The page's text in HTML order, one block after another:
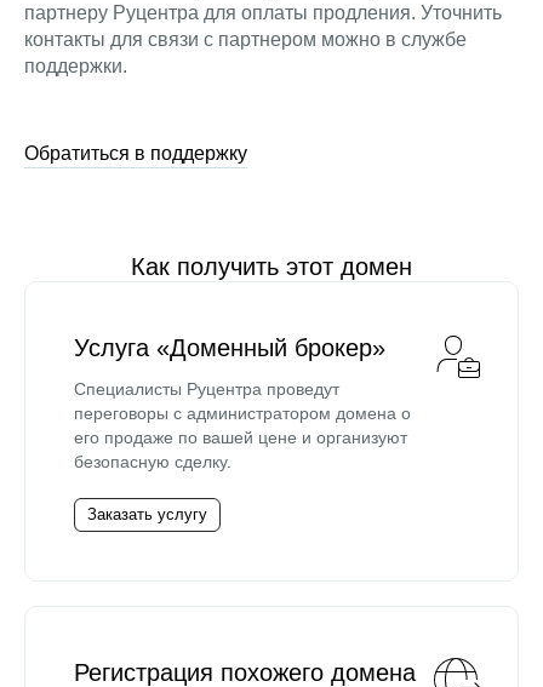
партнеру Руцентра для оплаты продления. Уточнить
контакты для связи с партнером можно в службе
поддержки.
Обратиться в поддержку
Как получить этот домен
Услуга «Доменный брокер»
Специалисты Руцентра проведут
переговоры с администратором домена о
его продаже по вашей цене и организуют
безопасную сделку.
Заказать услугу
Регистрация похожего домена